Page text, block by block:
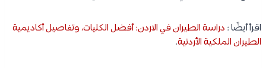
اقرأ أيضًا : دراسة الطيران في الاردن: أفضل الكليات، وتفاصيل أكاديمية
الطيران الملكية الأردنية.